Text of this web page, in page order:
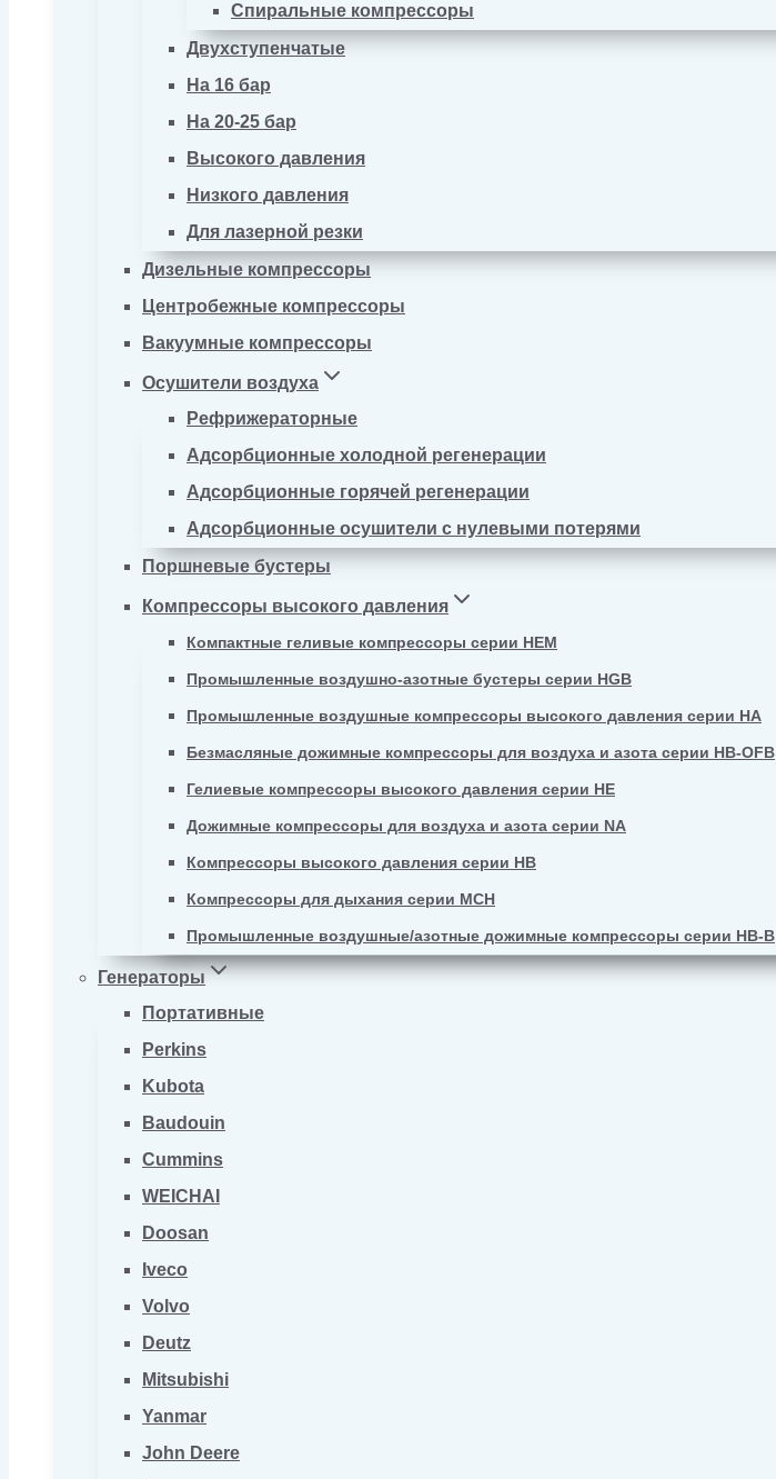
Спиральные компрессоры
Двухступенчатые
На 16 бар
На 20-25 бар
Высокого давления
Низкого давления
Для лазерной резки
Дизельные компрессоры
Центробежные компрессоры
Вакуумные компрессоры
Осушители воздуха
Рефрижераторные
Адсорбционные холодной регенерации
Адсорбционные горячей регенерации
Адсорбционные осушители с нулевыми потерями
Поршневые бустеры
Компрессоры высокого давления
Компактные геливые компрессоры серии HEM
Промышленные воздушно-азотные бустеры серии HGB
Промышленные воздушные компрессоры высокого давления серии HA
Безмасляные дожимные компрессоры для воздуха и азота серии HB-OFB
Гелиевые компрессоры высокого давления серии HE
Дожимные компрессоры для воздуха и азота серии NA
Компрессоры высокого давления серии HB
Компрессоры для дыхания серии MCH
Промышленные воздушные/азотные дожимные компрессоры серии HB-B
Генераторы
Портативные
Perkins
Kubota
Baudouin
Cummins
WEICHAI
Doosan
Iveco
Volvo
Deutz
Mitsubishi
Yanmar
John Deere